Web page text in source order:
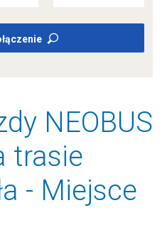
NEOBUS
trasie
- Miejsce